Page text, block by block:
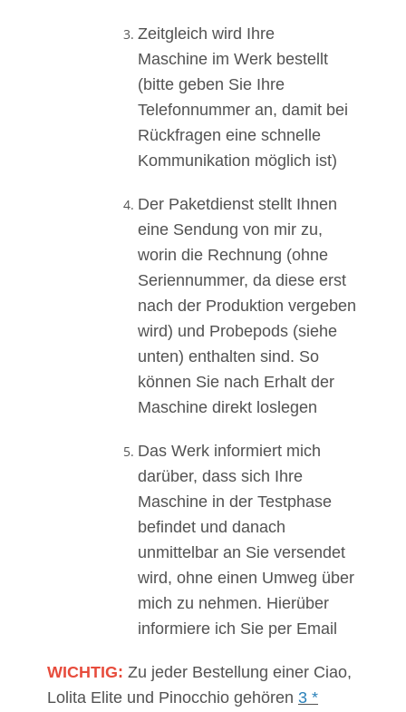
Zeitgleich wird Ihre
Maschine im Werk bestellt
(bitte geben Sie Ihre
Telefonnummer an, damit bei
Rückfragen eine schnelle
Kommunikation möglich ist)
Der Paketdienst stellt Ihnen
eine Sendung von mir zu,
worin die Rechnung (ohne
Seriennummer, da diese erst
nach der Produktion vergeben
wird) und Probepods (siehe
unten) enthalten sind. So
können Sie nach Erhalt der
Maschine direkt loslegen
Das Werk informiert mich
darüber, dass sich Ihre
Maschine in der Testphase
befindet und danach
unmittelbar an Sie versendet
wird, ohne einen Umweg über
mich zu nehmen. Hierüber
informiere ich Sie per Email
WICHTIG: Zu jeder Bestellung einer Ciao,
Lolita Elite und Pinocchio gehören 3 *